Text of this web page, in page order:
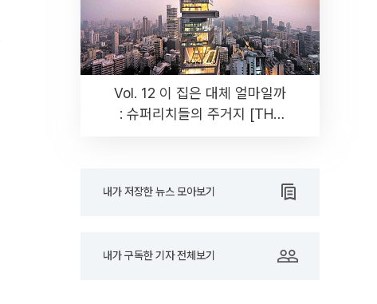
Vol. 12 이 집은 대체 얼마일까
: 슈퍼리치들의 주거지 [THE
내가 저장한 뉴스 모아보기
내가 구독한 기자 전체보기